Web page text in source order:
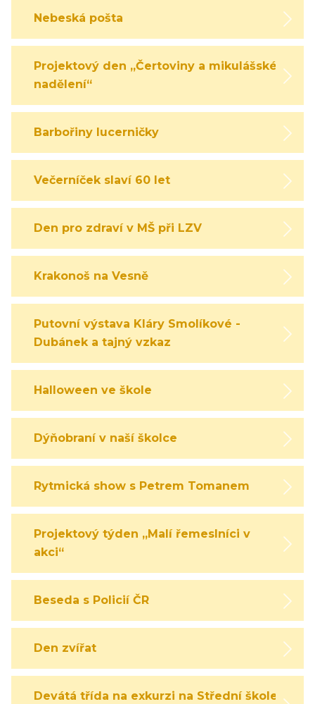
Nebeská pošta
Projektový den „Čertoviny a mikulášské
nadělení“
Barbořiny lucerničky
Večerníček slaví 60 let
Den pro zdraví v MŠ při LZV
Krakonoš na Vesně
Putovní výstava Kláry Smolíkové -
Dubánek a tajný vzkaz
Halloween ve škole
Dýňobraní v naší školce
Rytmická show s Petrem Tomanem
Projektový týden „Malí řemeslníci v
akci“
Beseda s Policií ČR
Den zvířat
Devátá třída na exkurzi na Střední škole